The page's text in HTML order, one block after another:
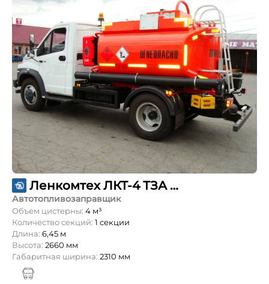
Ленкомтех ЛКТ-4 ТЗА 4690М4 на шасси ГАЗ С41R13
Автотопливозаправщик
Объем цистерны: 4 м³
Количество секций: 1 секции
Длина: 6,45 м
Высота: 2660 мм
Габаритная ширина: 2310 мм